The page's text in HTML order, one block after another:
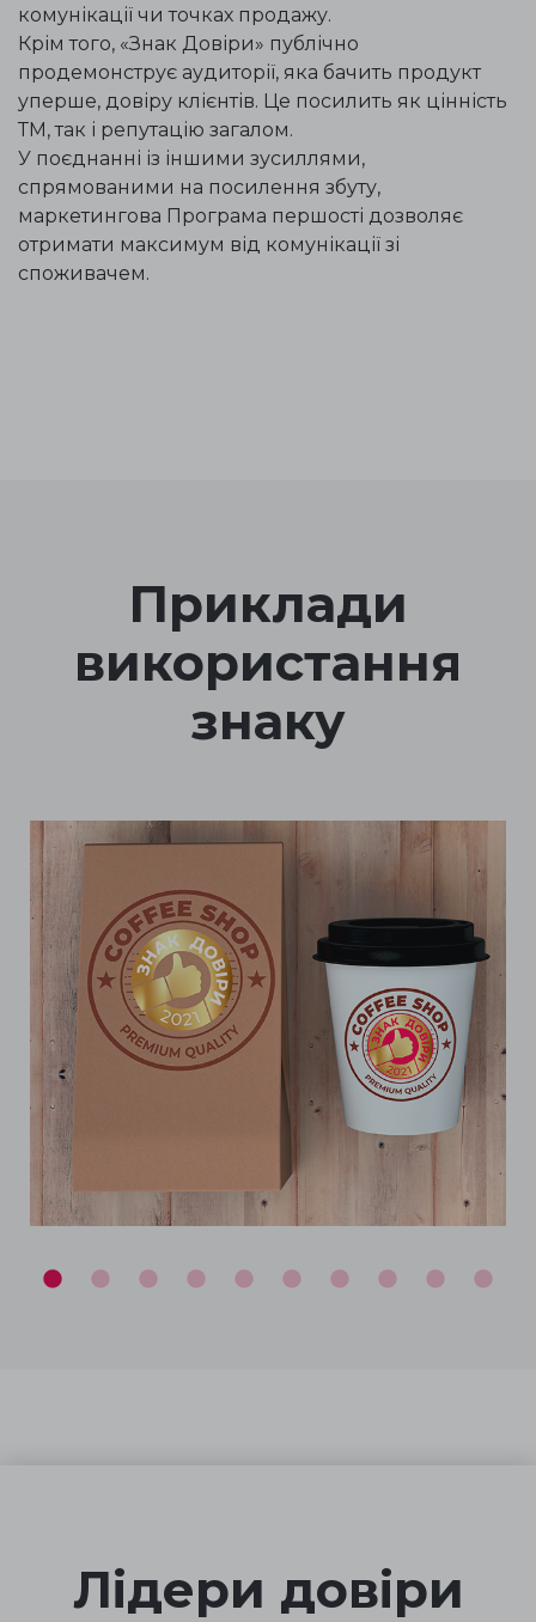
комунікації чи точках продажу.
Крім того, «Знак Довіри» публічно
продемонструє аудиторії, яка бачить продукт
уперше, довіру клієнтів. Це посилить як цінність
ТМ, так і репутацію загалом.
У поєднанні із іншими зусиллями,
спрямованими на посилення збуту,
маркетингова Програма першості дозволяє
отримати максимум від комунікації зі
споживачем.
Приклади
використання
знаку
Лідери довіри